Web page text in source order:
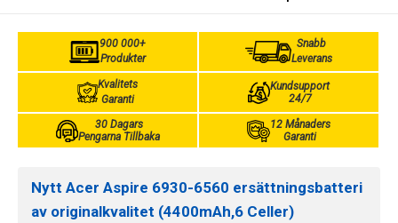
900 000+
Produkter
Snabb
Leverans
Kvalitets
Garanti
Kundsupport
24/7
30 Dagars
Pengarna Tillbaka
12 Månaders
Garanti
Nytt Acer Aspire 6930-6560 ersättningsbatteri
av originalkvalitet (4400mAh,6 Celler)